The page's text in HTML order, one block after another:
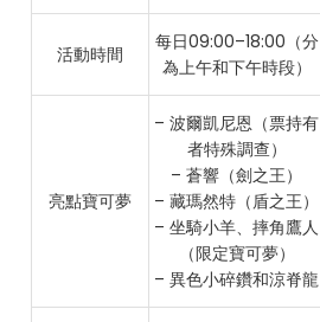
活動時間
每日09:00–18:00（分
為上午和下午時段）
亮點寶可夢
– 波爾凱尼恩（票持有
者特殊調查）
– 蒼響（劍之王）
– 藏瑪然特（盾之王）
– 坐騎小羊、摔角鷹人
（限定寶可夢）
– 異色小碎鑽和涼脊龍